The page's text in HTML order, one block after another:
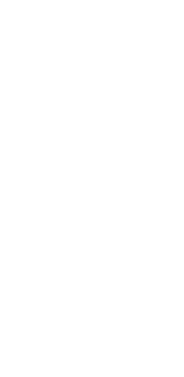
sur le livre